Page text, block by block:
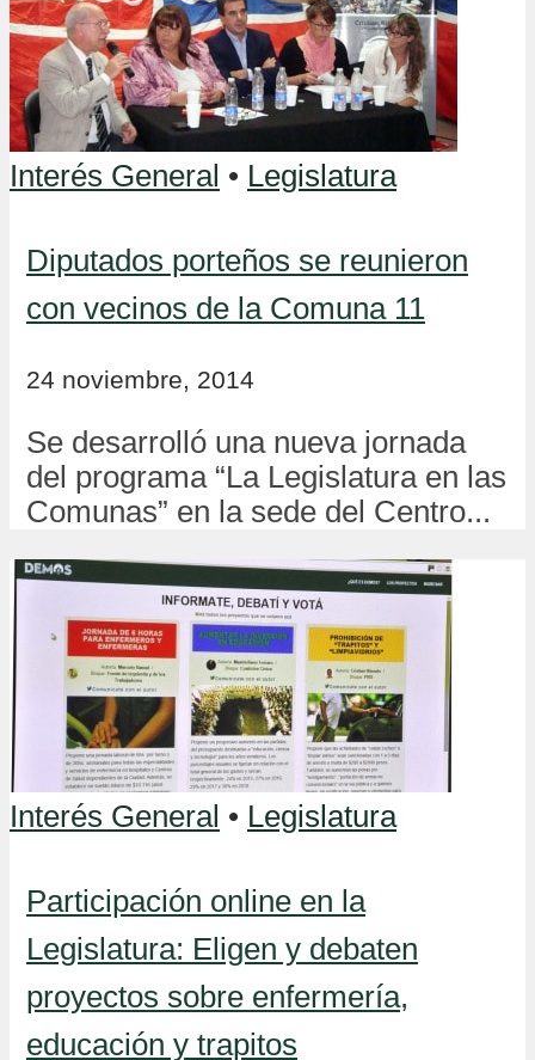
Interés General • Legislatura
Diputados porteños se reunieron
con vecinos de la Comuna 11
24 noviembre, 2014
Se desarrolló una nueva jornada
del programa “La Legislatura en las
Comunas” en la sede del Centro...
Interés General • Legislatura
Participación online en la
Legislatura: Eligen y debaten
proyectos sobre enfermería,
educación y trapitos